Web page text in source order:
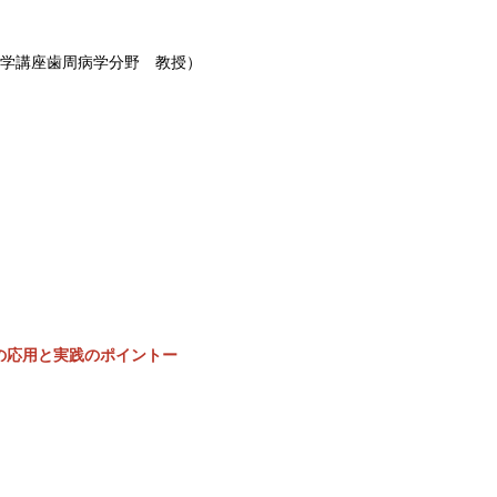
講座歯周病学分野 教授）
用と実践のポイントー